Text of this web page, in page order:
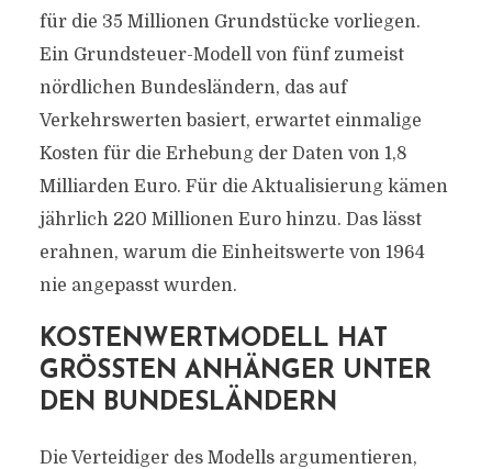
für die 35 Millionen Grundstücke vorliegen.
Ein Grundsteuer-Modell von fünf zumeist
nördlichen Bundesländern, das auf
Verkehrswerten basiert, erwartet einmalige
Kosten für die Erhebung der Daten von 1,8
Milliarden Euro. Für die Aktualisierung kämen
jährlich 220 Millionen Euro hinzu. Das lässt
erahnen, warum die Einheitswerte von 1964
nie angepasst wurden.
KOSTENWERTMODELL HAT
GRÖSSTEN ANHÄNGER UNTER D
EN BUNDESLÄNDERN
Die Verteidiger des Modells argumentieren,